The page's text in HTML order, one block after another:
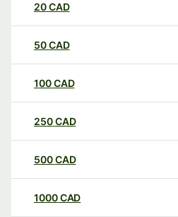
20CAD
50CAD
100CAD
250CAD
500CAD
1000CAD